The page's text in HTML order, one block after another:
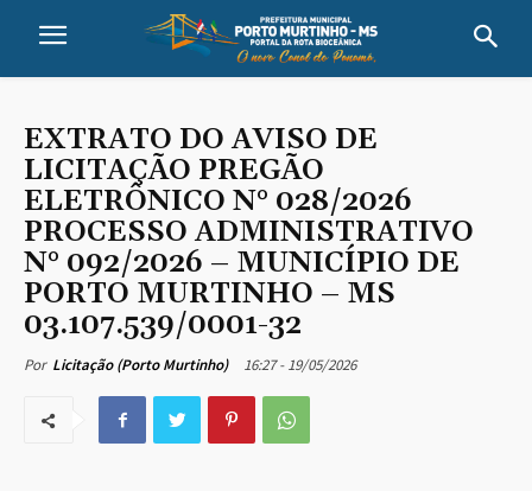
EXTRATO DO AVISO DE
LICITAÇÃO PREGÃO
ELETRÔNICO N° 028/2026
PROCESSO ADMINISTRATIVO
N° 092/2026 – MUNICÍPIO DE
PORTO MURTINHO – MS
03.107.539/0001-32
Por Licitação (Porto Murtinho) 16:27 - 19/05/2026